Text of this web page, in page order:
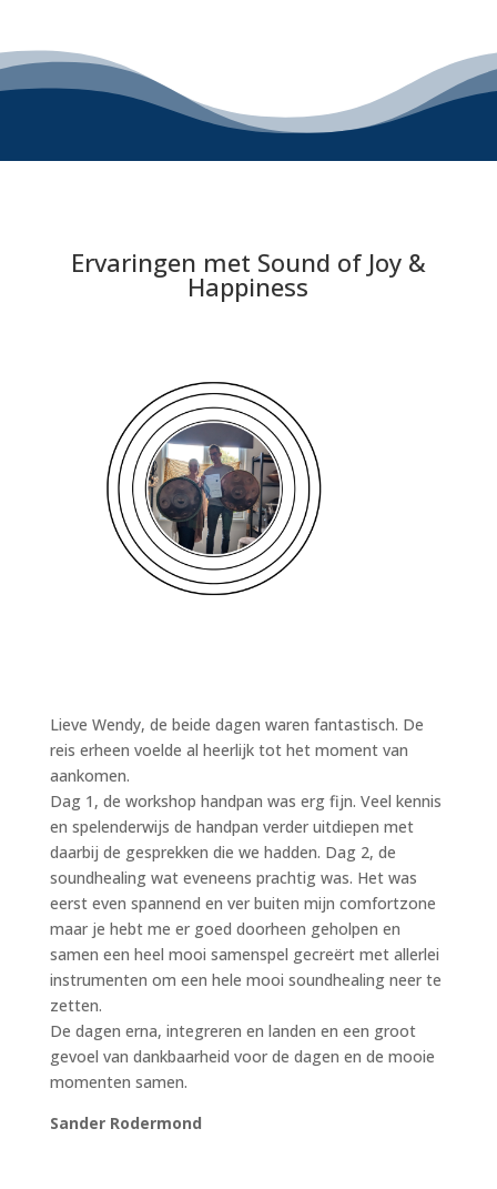
Ervaringen met Sound of Joy &
Happiness
Lieve Wendy, de beide dagen waren fantastisch. De
reis erheen voelde al heerlijk tot het moment van
aankomen.
Dag 1, de workshop handpan was erg fijn. Veel kennis
en spelenderwijs de handpan verder uitdiepen met
daarbij de gesprekken die we hadden. Dag 2, de
soundhealing wat eveneens prachtig was. Het was
eerst even spannend en ver buiten mijn comfortzone
maar je hebt me er goed doorheen geholpen en
samen een heel mooi samenspel gecreërt met allerlei
instrumenten om een hele mooi soundhealing neer te
zetten.
De dagen erna, integreren en landen en een groot
gevoel van dankbaarheid voor de dagen en de mooie
momenten samen.
Sander Rodermond